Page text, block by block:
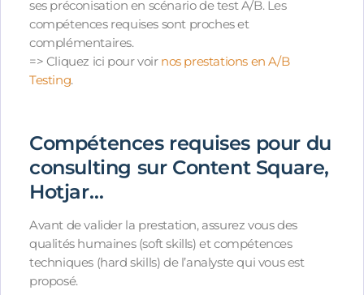
ses préconisation en scénario de test A/B. Les
compétences requises sont proches et
complémentaires.
=> Cliquez ici pour voir nos prestations en A/B
Testing.
Compétences requises pour du
consulting sur Content Square,
Hotjar…
Avant de valider la prestation, assurez vous des
qualités humaines (soft skills) et compétences
techniques (hard skills) de l’analyste qui vous est
proposé.